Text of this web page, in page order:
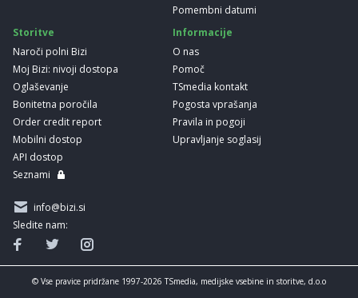
Pomembni datumi
Storitve
Naroči polni Bizi
Moj Bizi: nivoji dostopa
Oglaševanje
Bonitetna poročila
Order credit report
Mobilni dostop
API dostop
Seznami
Informacije
O nas
Pomoč
TSmedia kontakt
Pogosta vprašanja
Pravila in pogoji
Upravljanje soglasij
info@bizi.si
Sledite nam:
© Vse pravice pridržane 1997-2026 TSmedia, medijske vsebine in storitve, d.o.o